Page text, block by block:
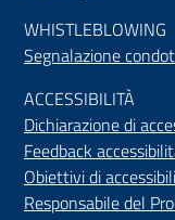
WHISTLEBLOWING
Segnalazione
ACCESSIBILITÀ
Dichiarazione di
Feedback
Obiettivi di
Responsabile del